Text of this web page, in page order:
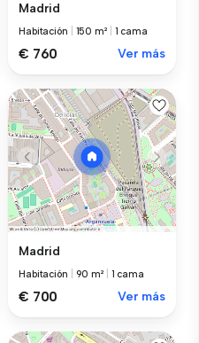
Madrid
Habitación 150 m² 1 cama
€ 760 Ver más
Madrid
Habitación 90 m² 1 cama
€ 700 Ver más